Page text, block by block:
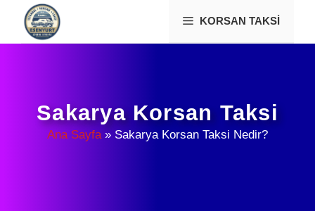
İçeriğe
KORSAN TAKSI
Sakarya Korsan Taksi
Ana Sayfa» Sakarya Korsan Taksi Nedir?